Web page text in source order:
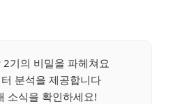
2기의 비밀을 파헤쳐요
분석을 제공합니다
소식을 확인하세요!